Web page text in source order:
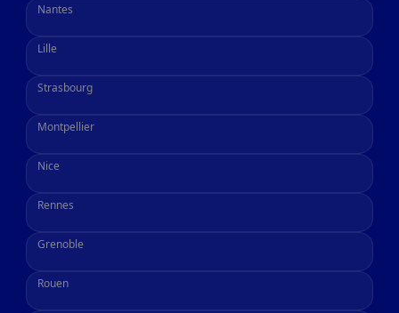
Nantes
Lille
Strasbourg
Montpellier
Nice
Rennes
Grenoble
Rouen